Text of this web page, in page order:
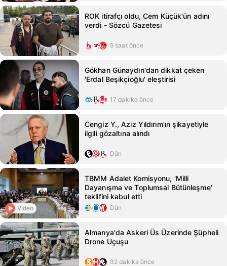
ROK itirafçı oldu, Cem Küçük'ün adını
verdi - Sözcü Gazetesi
5 saat önce
Gökhan Günaydın'dan dikkat çeken
'Erdal Beşikçioğlu' eleştirisi
17 dakika önce
Cengiz Y., Aziz Yıldırım'ın şikayetiyle
ilgili gözaltına alındı
Dün
Video
TBMM Adalet Komisyonu, 'Milli
Dayanışma ve Toplumsal Bütünleşme'
teklifini kabul etti
Dün
Almanya'da Askeri Üs Üzerinde Şüpheli
Drone Uçuşu
32 dakika önce